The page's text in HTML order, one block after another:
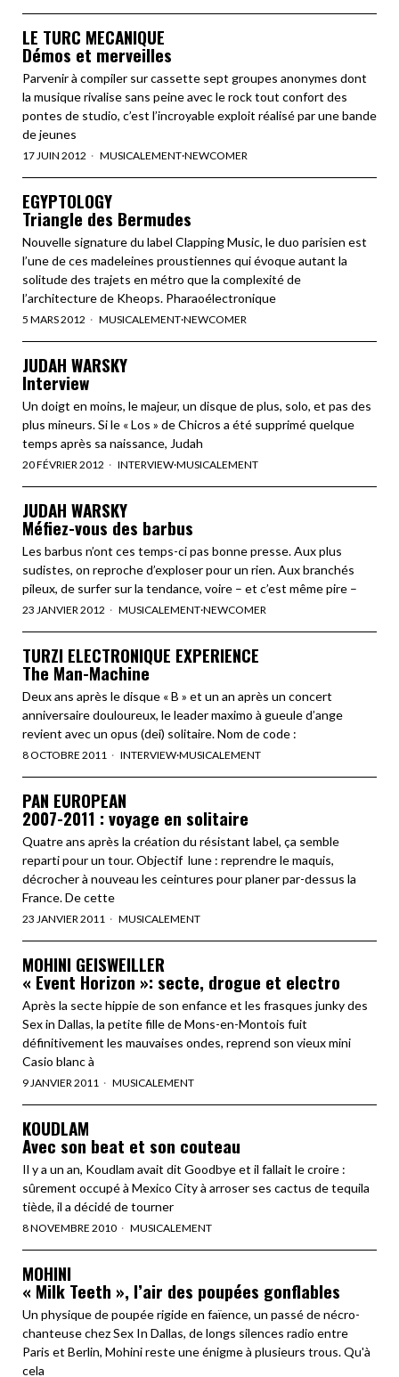
LE TURC MECANIQUE
Démos et merveilles
Parvenir à compiler sur cassette sept groupes anonymes dont
la musique rivalise sans peine avec le rock tout confort des
pontes de studio, c’est l’incroyable exploit réalisé par une bande
de jeunes
17 JUIN 2012 MUSICALEMENT·NEWCOMER
EGYPTOLOGY
Triangle des Bermudes
Nouvelle signature du label Clapping Music, le duo parisien est
l’une de ces madeleines proustiennes qui évoque autant la
solitude des trajets en métro que la complexité de
l’architecture de Kheops. Pharaoélectronique
5 MARS 2012 MUSICALEMENT·NEWCOMER
JUDAH WARSKY
Interview
Un doigt en moins, le majeur, un disque de plus, solo, et pas des
plus mineurs. Si le « Los » de Chicros a été supprimé quelque
temps après sa naissance, Judah
20 FÉVRIER 2012 INTERVIEW·MUSICALEMENT
JUDAH WARSKY
Méfiez-vous des barbus
Les barbus n’ont ces temps-ci pas bonne presse. Aux plus
sudistes, on reproche d’exploser pour un rien. Aux branchés
pileux, de surfer sur la tendance, voire – et c’est même pire –
23 JANVIER 2012 MUSICALEMENT·NEWCOMER
TURZI ELECTRONIQUE EXPERIENCE
The Man-Machine
Deux ans après le disque « B » et un an après un concert
anniversaire douloureux, le leader maximo à gueule d’ange
revient avec un opus (dei) solitaire. Nom de code :
8 OCTOBRE 2011 INTERVIEW·MUSICALEMENT
PAN EUROPEAN
2007-2011 : voyage en solitaire
Quatre ans après la création du résistant label, ça semble
reparti pour un tour. Objectif lune : reprendre le maquis,
décrocher à nouveau les ceintures pour planer par-dessus la
France. De cette
23 JANVIER 2011 MUSICALEMENT
MOHINI GEISWEILLER
« Event Horizon »: secte, drogue et electro
Après la secte hippie de son enfance et les frasques junky des
Sex in Dallas, la petite fille de Mons-en-Montois fuit
définitivement les mauvaises ondes, reprend son vieux mini
Casio blanc à
9 JANVIER 2011 MUSICALEMENT
KOUDLAM
Avec son beat et son couteau
Il y a un an, Koudlam avait dit Goodbye et il fallait le croire :
sûrement occupé à Mexico City à arroser ses cactus de tequila
tiède, il a décidé de tourner
8 NOVEMBRE 2010 MUSICALEMENT
MOHINI
« Milk Teeth », l’air des poupées gonflables
Un physique de poupée rigide en faïence, un passé de nécro-
chanteuse chez Sex In Dallas, de longs silences radio entre
Paris et Berlin, Mohini reste une énigme à plusieurs trous. Qu'à
cela